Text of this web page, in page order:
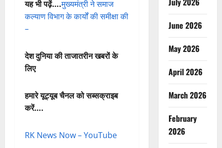
यह भी पढ़ें….मुख्यमंत्री ने समाज
कल्याण विभाग के कार्यों की समीक्षा की
–
देश दुनिया की ताजातरीन खबरों के
लिए
हमारे यूट्यूब चैनल को सब्सक्राइब
करें….
RK News Now – YouTube
June 2026
May 2026
April 2026
March 2026
February
2026